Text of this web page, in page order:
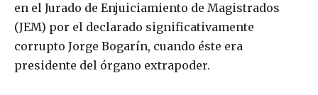
en el Jurado de Enjuiciamiento de Magistrados
(JEM) por el declarado significativamente
corrupto Jorge Bogarín, cuando éste era
presidente del órgano extrapoder.